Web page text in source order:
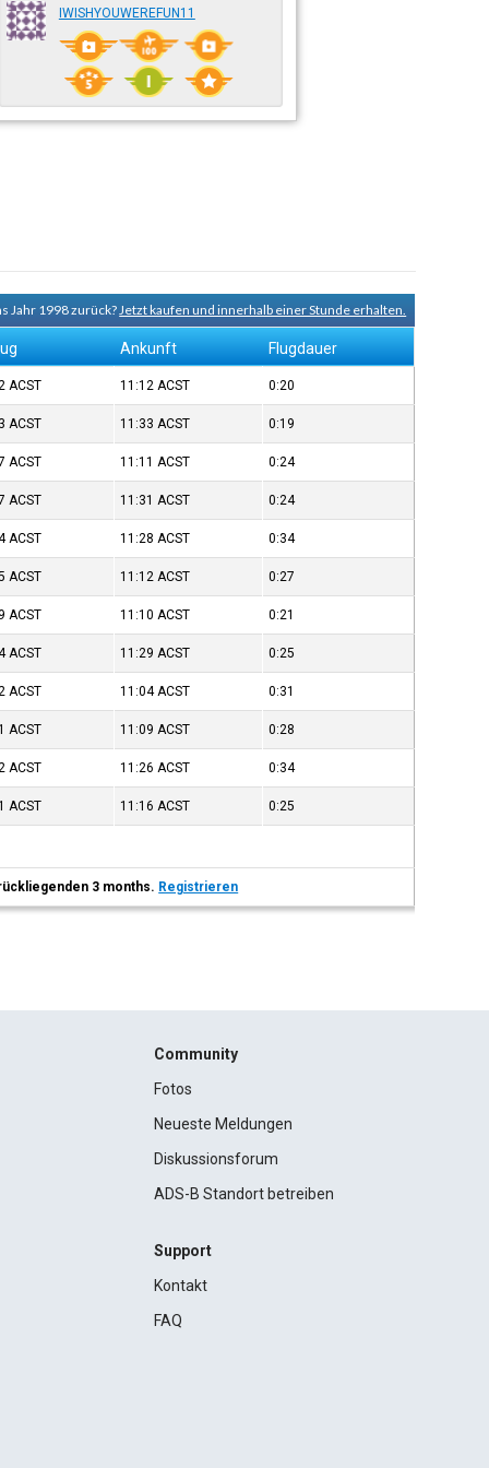
IWISHYOUWEREFUN11
Jahr 1998 zurück?Jetzt kaufen und innerhalb einer Stunde erhalten.
Ankunft Flugdauer
ACST 11:12ACST 0:20
ACST 11:33ACST 0:19
ACST 11:11ACST 0:24
ACST 11:31ACST 0:24
ACST 11:28ACST 0:34
ACST 11:12ACST 0:27
ACST 11:10ACST 0:21
ACST 11:29ACST 0:25
ACST 11:04ACST 0:31
ACST 11:09ACST 0:28
ACST 11:26ACST 0:34
ACST 11:16ACST 0:25
3 months. Registrieren
Community
Fotos
Neueste Meldungen
Diskussionsforum
ADS-B Standort betreiben
Support
Kontakt
FAQ